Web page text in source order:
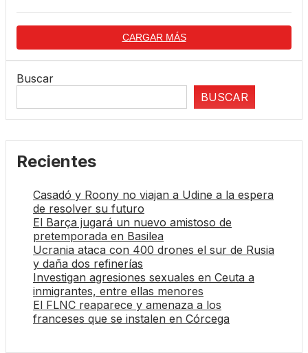
CARGAR MÁS
Buscar
BUSCAR
Recientes
Casadó y Roony no viajan a Udine a la espera
de resolver su futuro
El Barça jugará un nuevo amistoso de
pretemporada en Basilea
Ucrania ataca con 400 drones el sur de Rusia
y daña dos refinerías
Investigan agresiones sexuales en Ceuta a
inmigrantes, entre ellas menores
El FLNC reaparece y amenaza a los
franceses que se instalen en Córcega